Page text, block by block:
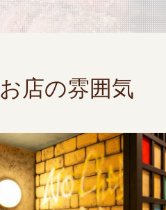
お店の雰囲気